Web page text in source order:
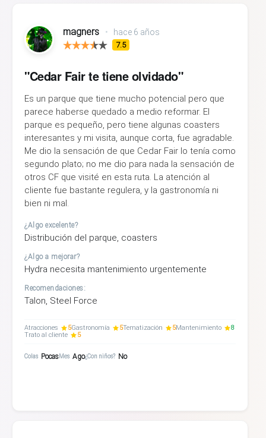
magners • hace 6 años
7.5
"Cedar Fair te tiene olvidado"
Es un parque que tiene mucho potencial pero que
parece haberse quedado a medio reformar. El
parque es pequeño, pero tiene algunas coasters
interesantes y mi visita, aunque corta, fue agradable.
Me dio la sensación de que Cedar Fair lo tenía como
segundo plato; no me dio para nada la sensación de
otros CF que visité en esta ruta. La atención al
cliente fue bastante regulera, y la gastronomía ni
bien ni mal.
¿Algo excelente?
Distribución del parque, coasters
¿Algo a mejorar?
Hydra necesita mantenimiento urgentemente
Recomendaciones:
Talon, Steel Force
Atracciones 5Gastronomía 5Tematización 5Mantenimiento
8
Trato al cliente
5
Colas PocasMes Ago¿Con niños? No